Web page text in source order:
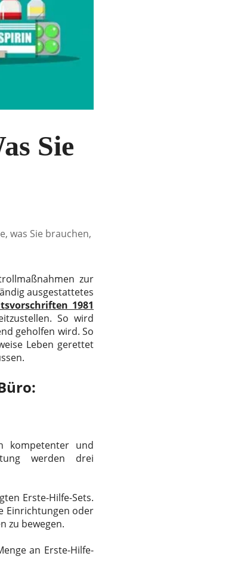
Sie
was Sie brauchen,
zur
ausgestattetes
1981
So wird
geholfen wird. So
Leben gerettet
kompetenter und
werden drei
Erste-Hilfe-Sets.
Einrichtungen oder
zu bewegen.
an Erste-Hilfe-